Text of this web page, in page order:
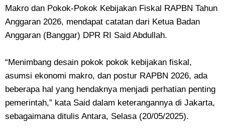
Makro dan Pokok-Pokok Kebijakan Fiskal RAPBN Tahun
Anggaran 2026, mendapat catatan dari Ketua Badan
Anggaran (Banggar) DPR RI Said Abdullah.
“Menimbang desain pokok pokok kebijakan fiskal,
asumsi ekonomi makro, dan postur RAPBN 2026, ada
beberapa hal yang hendaknya menjadi perhatian penting
pemerintah,” kata Said dalam keterangannya di Jakarta,
sebagaimana ditulis Antara, Selasa (20/05/2025).